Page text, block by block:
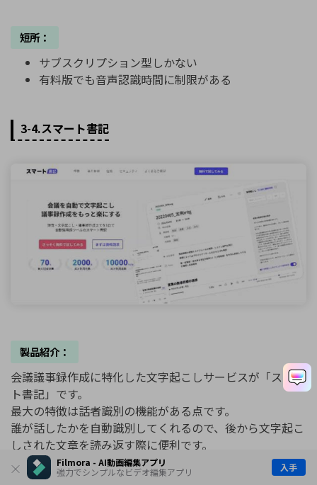
Filmora - AI動画編集アプリ
強力でシンプルなビデオ編集アプリ
入手
短所：
サブスクリプション型しかない
有料版でも音声認識時間に制限がある
3-4.スマート書記
製品紹介：
会議議事録作成に特化した文字起こしサービスが「スマー
ト書記」です。
最大の特徴は話者識別の機能がある点です。
誰が話したかを自動識別してくれるので、後から文字起こ
しされた文章を読み返す際に便利です。